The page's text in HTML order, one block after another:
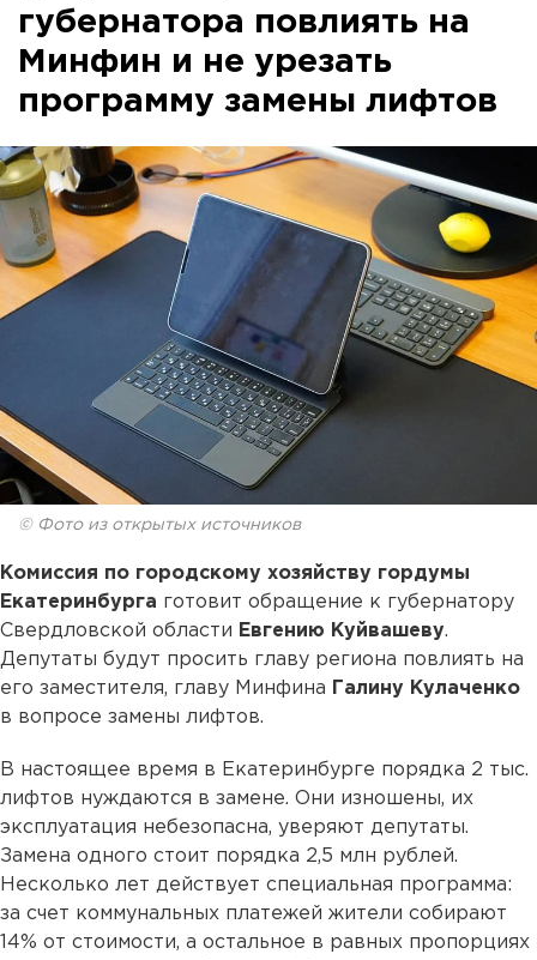
губернатора повлиять на
Минфин и не урезать
программу замены лифтов
© Фото из открытых источников
Комиссия по городскому хозяйству гордумы
Екатеринбурга готовит обращение к губернатору
Свердловской области Евгению Куйвашеву.
Депутаты будут просить главу региона повлиять на
его заместителя, главу Минфина Галину Кулаченко
в вопросе замены лифтов.
В настоящее время в Екатеринбурге порядка 2 тыс.
лифтов нуждаются в замене. Они изношены, их
эксплуатация небезопасна, уверяют депутаты.
Замена одного стоит порядка 2,5 млн рублей.
Несколько лет действует специальная программа:
за счет коммунальных платежей жители собирают
14% от стоимости, а остальное в равных пропорциях